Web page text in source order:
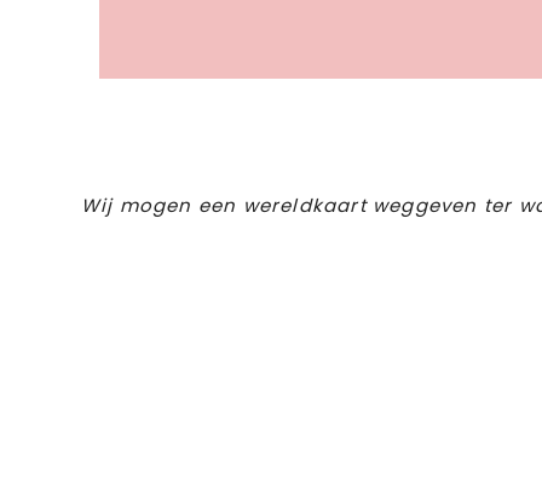
Wij mogen een wereldkaart weggeven ter